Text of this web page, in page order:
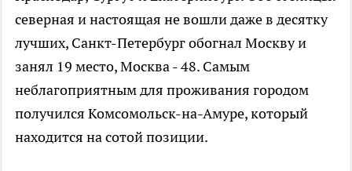
северная и настоящая не вошли даже в десятку
лучших, Санкт-Петербург обогнал Москву и
занял 19 место, Москва - 48. Самым
неблагоприятным для проживания городом
получился Комсомольск-на-Амуре, который
находится на сотой позиции.